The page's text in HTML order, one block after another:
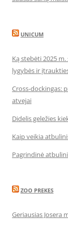
UNICUM
Ką stebėti 2025
lygybės ir
Cross-dockingas:
atvejai
Didelis geležies
Kaip veikia
Pagrindinė
ZOO PREKES
Geriausias Josera